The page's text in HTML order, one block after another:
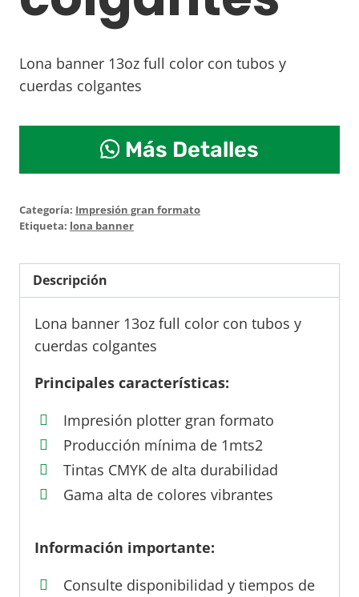
Lona banner 13oz full color con tubos y
cuerdas colgantes
colgantes
cantidad
Más Detalles
Categoría: Impresión gran formato
Etiqueta: lona banner
Descripción
Lona banner 13oz full color con tubos y
cuerdas colgantes
Principales características:
Impresión plotter gran formato
Producción mínima de 1mts2
Tintas CMYK de alta durabilidad
Gama alta de colores vibrantes
Información importante:
Consulte disponibilidad y tiempos de